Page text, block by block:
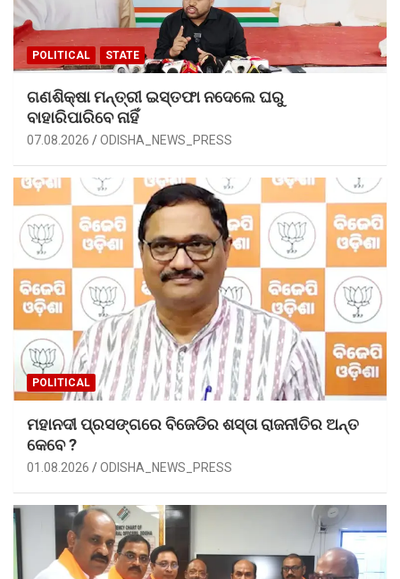
POLITICAL STATE
ଗଣଶିକ୍ଷା ମନ୍ତ୍ରୀ ଇସ୍ତଫା ନଦେଲେ ଘରୁ
ବାହାରିପାରିବେ ନାହିଁ
07.08.2026 ODISHA_NEWS_PRESS
POLITICAL
ମହାନଦୀ ପ୍ରସଙ୍ଗରେ ବିଜେଡିର ଶସ୍ତା ରାଜନୀତିର ଅନ୍ତ
କେବେ ?
01.08.2026 ODISHA_NEWS_PRESS